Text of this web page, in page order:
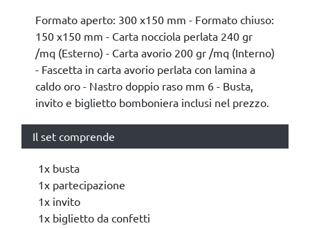
Formato aperto: 300 x150 mm - Formato chiuso:
150 x150 mm - Carta nocciola perlata 240 gr
/mq (Esterno) - Carta avorio 200 gr /mq (Interno)
- Fascetta in carta avorio perlata con lamina a
caldo oro - Nastro doppio raso mm 6 - Busta,
invito e biglietto bomboniera inclusi nel prezzo.
Il set comprende
1x busta
1x partecipazione
1x invito
1x biglietto da confetti